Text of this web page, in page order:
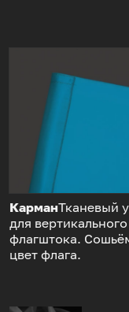
КарманТканевый
для вертикального
флагштока.
цвет флага.